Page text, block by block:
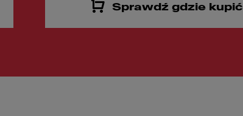
Sprawdź gdzie kupić